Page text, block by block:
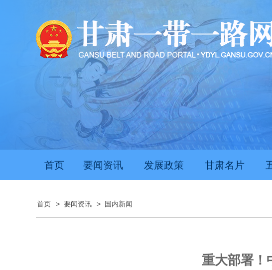
首页 要闻资讯 发展政策 甘肃名片
首页 > 要闻资讯 > 国内新闻
重大部署！